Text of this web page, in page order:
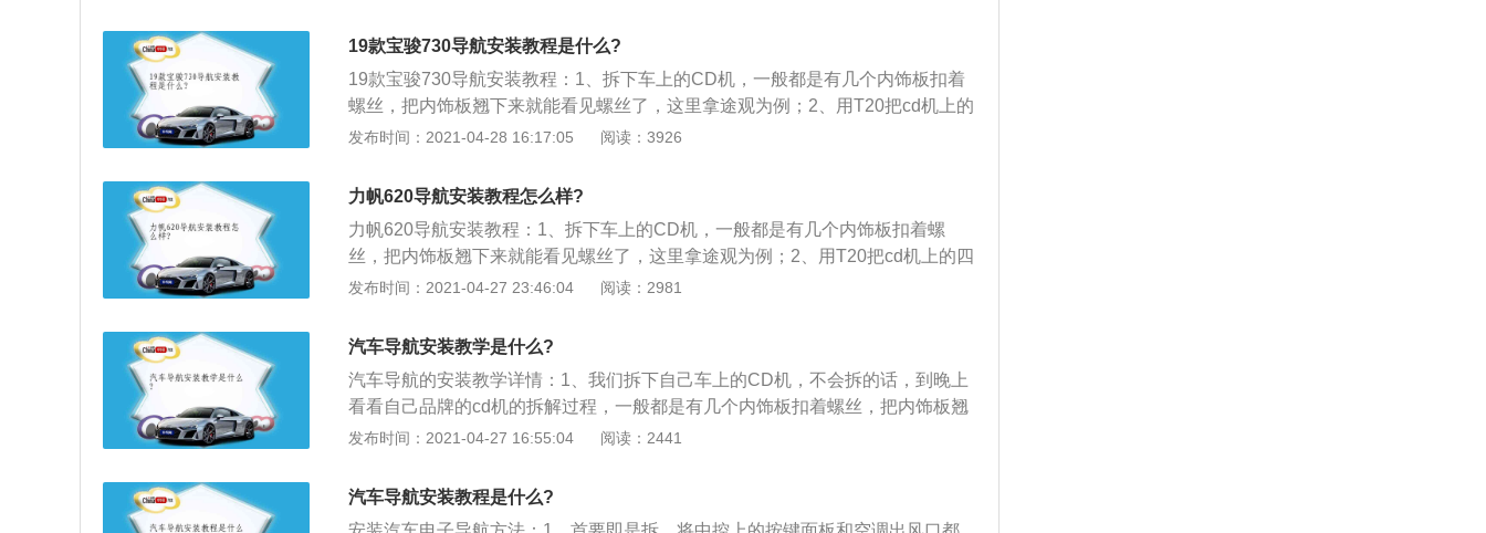
航，打开导航软件，单击以检查路线，输入起点和目的地，选择目的地，然后单
击确认。单击开始导航，然后按照说明进行操作。在外观上，传祺gs3家庭风格
的凌云翼中央格栅的前脸非常饱满，前大灯连接到中央格栅，前雾灯为圆形，前
围为黑色，视觉效果运动时尚。不要失去SUV车型的强硬气质。在车身侧面，贯
穿汽车侧面的双腰线和车门下部的折叠线使传祺GS3的车身显得紧凑，立体且充
19款宝骏730导航安装教程是什么?
19款宝骏730导航安装教程：1、拆下车上的CD机，一般都是有几个内饰板扣着
螺丝，把内饰板翘下来就能看见螺丝了，这里拿途观为例；2、用T20把cd机上的
四颗螺丝拿下来，当心这个过程中小心螺丝掉落进车里，其实真的掉落下去了也
后，轻轻的把cd机拿出来，后面有两个插头，掰开卡子，把线束和cd机分离开
来；4、在安装导航机以前，我们应该先安装导航的gps天线，从汽车的副驾驶位
置，把天线放到表台的内部，然后把GPS天线立着放，站到表台的最右侧。立着
放是因为这种情况下信号最好；5、拿来导航，安装原来的插线方式，和导航对
接，对接完以后，应该把长的线拿胶带固定一下，这个可以防止在行车的时候，
去，就可以了。
发布时间：2021-04-28 16:17:05 阅读：3926
力帆620导航安装教程怎么样?
力帆620导航安装教程：1、拆下车上的CD机，一般都是有几个内饰板扣着螺
丝，把内饰板翘下来就能看见螺丝了，这里拿途观为例；2、用T20把cd机上的四
颗螺丝拿下来，当心这个过程中小心螺丝掉落进车里，其实真的掉落下去了也无
轻轻的把cd机拿出来，后面有两个插头，掰开卡子，把线束和cd机分离开来；
4、在安装导航机以前，我们应该先安装导航的gps天线，从汽车的副驾驶位置，
把天线放到表台的内部，然后把GPS天线立着放，站到表台的最右侧。立着放是
因为这种情况下信号最好；5、拿来导航，安装原来的插线方式，和导航对接，
对接完以后，应该把长的线拿胶带固定一下，这个可以防止在行车的时候，线束
去，就可以了。
发布时间：2021-04-27 23:46:04 阅读：2981
汽车导航安装教学是什么?
汽车导航的安装教学详情：1、我们拆下自己车上的CD机，不会拆的话，到晚上
看看自己品牌的cd机的拆解过程，一般都是有几个内饰板扣着螺丝，把内饰板翘
下来就能看见螺丝了，这里拿途观为例；2、用T20把cd机上的四颗螺丝拿下来，
丝，有三个也行，螺丝只是起一个固定作用；3、螺丝拆掉以后，轻轻的把cd机
拿出来，后面有两个插头，掰开卡子，把线束和cd机分离开来；4、在安装导航
发布时间：2021-04-27 16:55:04 阅读：2441
汽车导航安装教程是什么?